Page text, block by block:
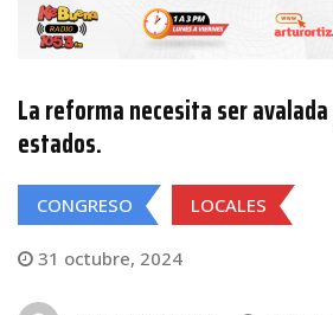
La reforma necesita ser avalada
estados.
CONGRESO LOCALES
31 octubre, 2024